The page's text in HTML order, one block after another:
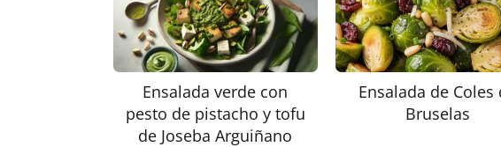
Ensalada verde con
pesto de pistacho y tofu
de Joseba Arguiñano
Ensalada de Coles
Bruselas